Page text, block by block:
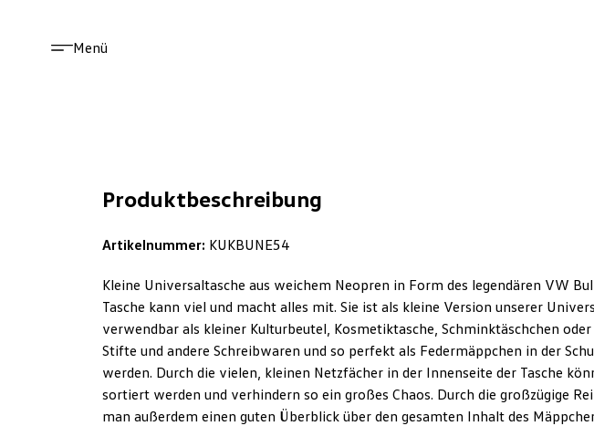
Menü
Produktbeschreibung
Artikelnummer: KUKBUNE54
Kleine Universaltasche aus weichem Neopren in Form des legendären VW
Tasche kann viel und macht alles mit. Sie ist als kleine Version unserer
verwendbar als kleiner Kulturbeutel, Kosmetiktasche, Schminktäschchen
Stifte und andere Schreibwaren und so perfekt als Federmäppchen in der
werden. Durch die vielen, kleinen Netzfächer in der Innenseite der Tasche
sortiert werden und verhindern so ein großes Chaos. Durch die großzügige
man außerdem einen guten Überblick über den gesamten Inhalt des